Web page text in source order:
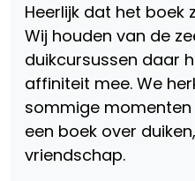
Heerlijk dat het boek
Wij houden van de
duikcursussen daar
affiniteit mee. We
sommige momenten
een boek over
vriendschap.